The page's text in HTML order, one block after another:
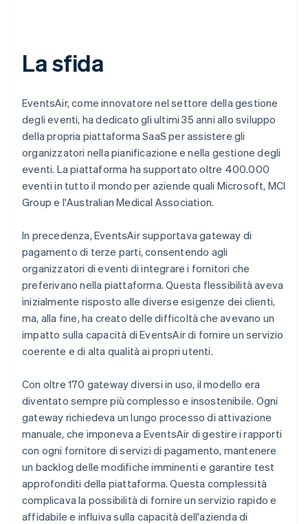
La sfida
EventsAir, come innovatore nel settore della gestione
degli eventi, ha dedicato gli ultimi 35 anni allo sviluppo
della propria piattaforma SaaS per assistere gli
organizzatori nella pianificazione e nella gestione degli
eventi. La piattaforma ha supportato oltre 400.000
eventi in tutto il mondo per aziende quali Microsoft, MCI
Group e l'Australian Medical Association.
In precedenza, EventsAir supportava gateway di
pagamento di terze parti, consentendo agli
organizzatori di eventi di integrare i fornitori che
preferivano nella piattaforma. Questa flessibilità aveva
inizialmente risposto alle diverse esigenze dei clienti,
ma, alla fine, ha creato delle difficoltà che avevano un
impatto sulla capacità di EventsAir di fornire un servizio
coerente e di alta qualità ai propri utenti.
Con oltre 170 gateway diversi in uso, il modello era
diventato sempre più complesso e insostenibile. Ogni
gateway richiedeva un lungo processo di attivazione
manuale, che imponeva a EventsAir di gestire i rapporti
con ogni fornitore di servizi di pagamento, mantenere
un backlog delle modifiche imminenti e garantire test
approfonditi della piattaforma. Questa complessità
complicava la possibilità di fornire un servizio rapido e
affidabile e influiva sulla capacità dell'azienda di